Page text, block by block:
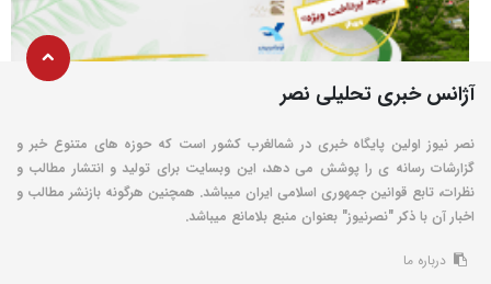
آژانس خبری تحلیلی نصر
نصر نیوز اولین پایگاه خبری در شمالغرب کشور است که حوزه های متنوع خبر و
گزارشات رسانه ی را پوشش می دهد، این وبسایت برای تولید و انتشار مطالب و
نظرات، تابع قوانین جمهوری اسلامی ایران میباشد. همچنین هرگونه بازنشر مطالب و
اخبار آن با ذکر "نصرنیوز" بعنوان منبع بلامانع میباشد.
درباره ما